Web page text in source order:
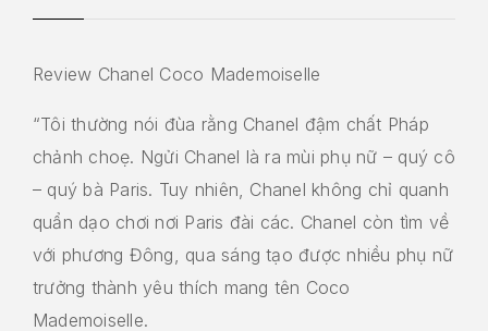
Review Chanel Coco Mademoiselle
“Tôi thường nói đùa rằng Chanel đậm chất Pháp
chảnh choẹ. Ngửi Chanel là ra mùi phụ nữ – quý cô
– quý bà Paris. Tuy nhiên, Chanel không chỉ quanh
quẩn dạo chơi nơi Paris đài các. Chanel còn tìm về
với phương Đông, qua sáng tạo được nhiều phụ nữ
trưởng thành yêu thích mang tên Coco
Mademoiselle.